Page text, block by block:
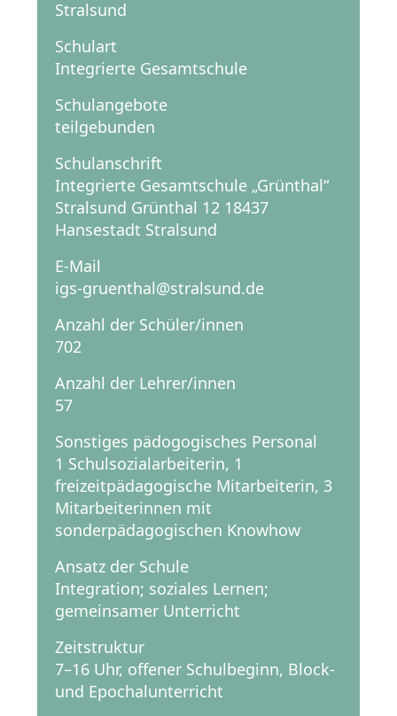
Stralsund
Schulart
Integrierte Gesamtschule
Schulangebote
teilgebunden
Schulanschrift
Integrierte Gesamtschule „Grünthal“
Stralsund Grünthal 12 18437
Hansestadt Stralsund
E-Mail
igs-gruenthal@stralsund.de
Anzahl der Schüler/innen
702
Anzahl der Lehrer/innen
57
Sonstiges pädogogisches Personal
1 Schulsozialarbeiterin, 1
freizeitpädagogische Mitarbeiterin, 3
Mitarbeiterinnen mit
sonderpädagogischen Knowhow
Ansatz der Schule
Integration; soziales Lernen;
gemeinsamer Unterricht
Zeitstruktur
7–16 Uhr, offener Schulbeginn, Block-
und Epochalunterricht